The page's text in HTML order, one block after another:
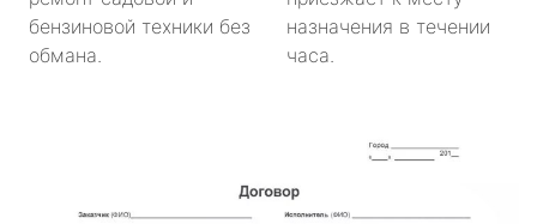
бензиновой техники без
обмана.
назначения в течении
часа.